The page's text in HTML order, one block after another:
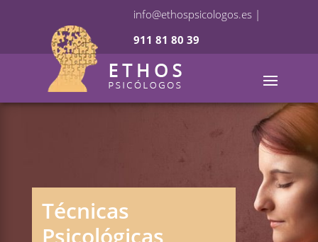
info@ethospsicologos.es |
911 81 80 39
Técnicas
Psicológicas